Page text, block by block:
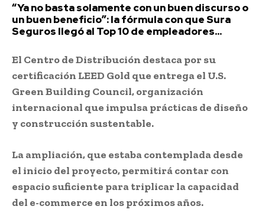
“Ya no basta solamente con un buen discurso o
un buen beneficio”: la fórmula con que Sura
Seguros llegó al Top 10 de empleadores...
El Centro de Distribución destaca por su
certificación LEED Gold que entrega el U.S.
Green Building Council, organización
internacional que impulsa prácticas de diseño
y construcción sustentable.
La ampliación, que estaba contemplada desde
el inicio del proyecto, permitirá contar con
espacio suficiente para triplicar la capacidad
del e-commerce en los próximos años.